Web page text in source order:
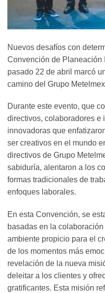
Nuevos desafíos con
Convención de Planeación
pasado 22 de abril marcó
camino del Grupo
Durante este evento, que
directivos, colaboradores e
innovadoras que
ser creativos en el mundo
directivos de Grupo
sabiduría, alentaron a los
formas tradicionales de
enfoques laborales.
En esta Convención, se
basadas en la
ambiente propicio para el
de los momentos más
revelación de la nueva
deleitar a los clientes y
gratificantes. Esta misión